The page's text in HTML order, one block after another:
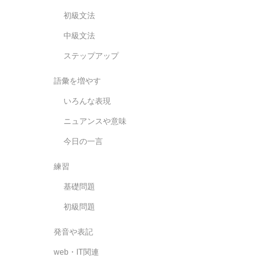
初級文法
中級文法
ステップアップ
語彙を増やす
いろんな表現
ニュアンスや意味
今日の一言
練習
基礎問題
初級問題
発音や表記
web・IT関連